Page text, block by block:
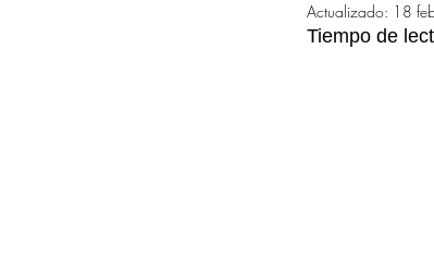
Actualizado: 18
Tiempo de